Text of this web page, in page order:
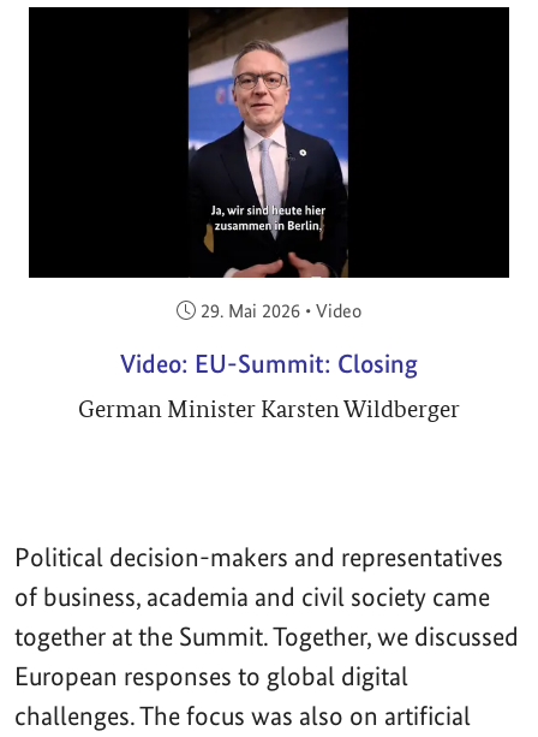
Veröffentlicht am:
29. Mai 2026 • Video
Video: EU-Summit: Closing
German Minister Karsten Wildberger
Political decision-makers and representatives
of business, academia and civil society came
together at the Summit. Together, we discussed
European responses to global digital
challenges. The focus was also on artificial